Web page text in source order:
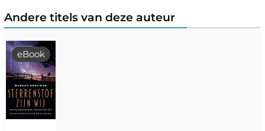
Andere titels van deze auteur
eBook